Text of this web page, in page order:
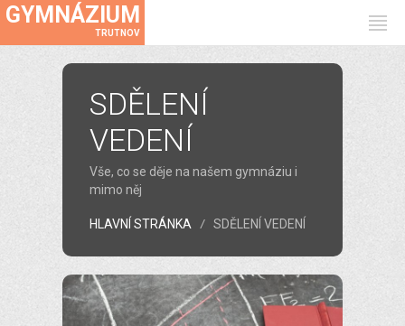
GYMNÁZIUM
TRUTNOV
SDĚLENÍ
VEDENÍ
Vše, co se děje na našem gymnáziu i
mimo něj
HLAVNÍ STRÁNKA SDĚLENÍ VEDENÍ